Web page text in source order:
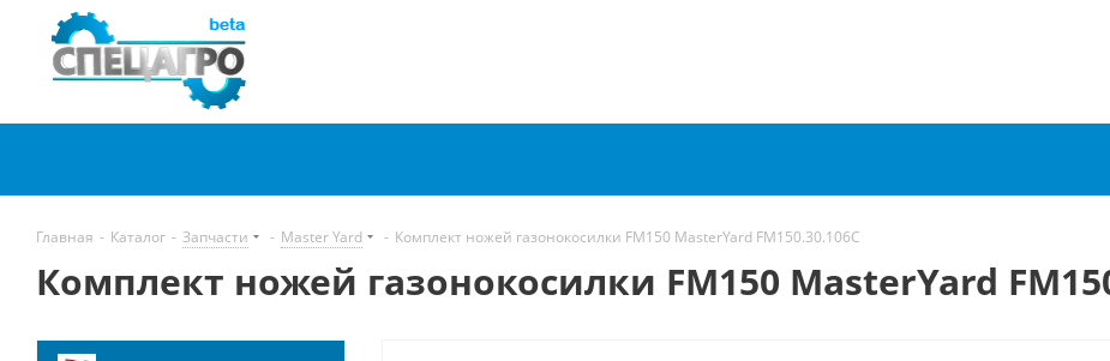
Главная - Каталог - Запчасти - Master Yard - Комплект ножей газонокосилки FM150 MasterYard FM150.30.106C
Комплект ножей газонокосилки FM150 MasterYard